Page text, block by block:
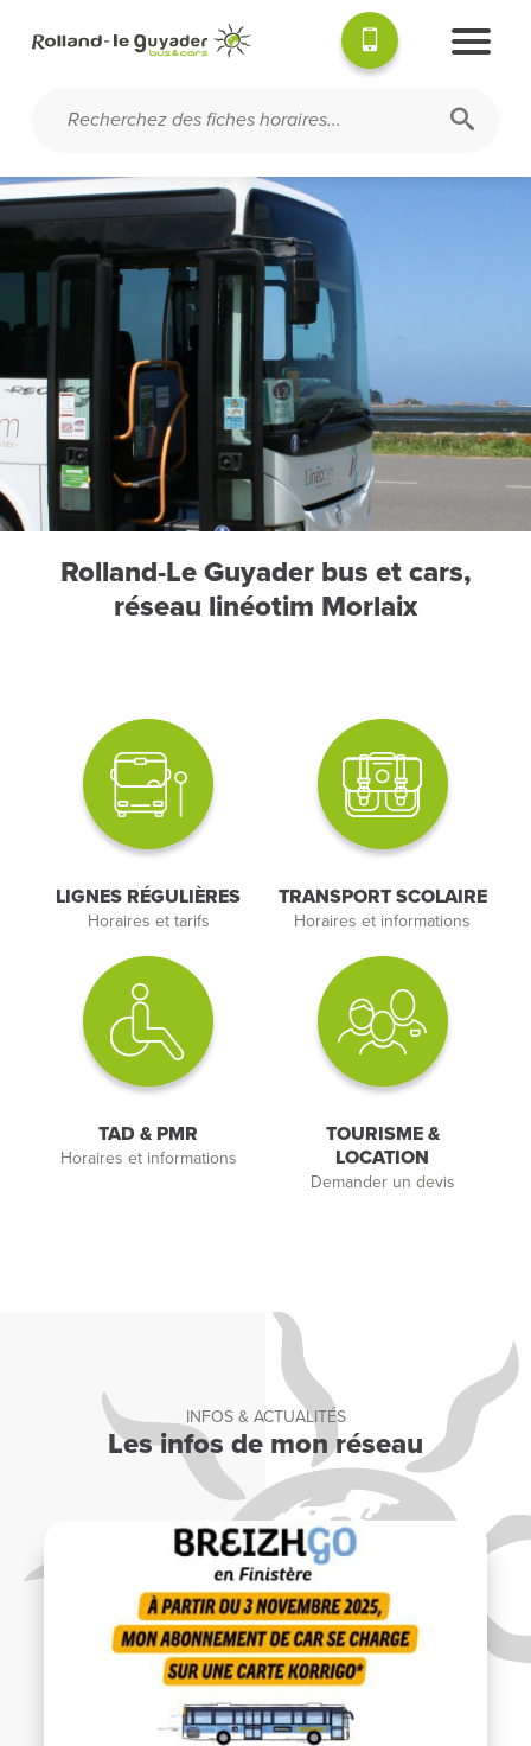
Rolland-Le Guyader bus et cars,
réseau linéotim Morlaix
LIGNES RÉGULIÈRES
Horaires et tarifs
TRANSPORT SCOLAIRE
Horaires et informations
TAD & PMR
Horaires et informations
TOURISME &
LOCATION
Demander un devis
INFOS & ACTUALITÉS
Les infos de mon réseau